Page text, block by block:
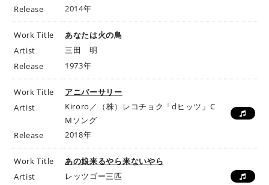
Release
2014年
Work Title
あなたは火の鳥
Artist
三田 明
Release
1973年
Work Title
アニバーサリー
Artist
Kiroro／（株）レコチョク「dヒッツ」C
Mソング
Release
2018年
Work Title
あの娘来るやら来ないやら
Artist
レッツゴー三匹